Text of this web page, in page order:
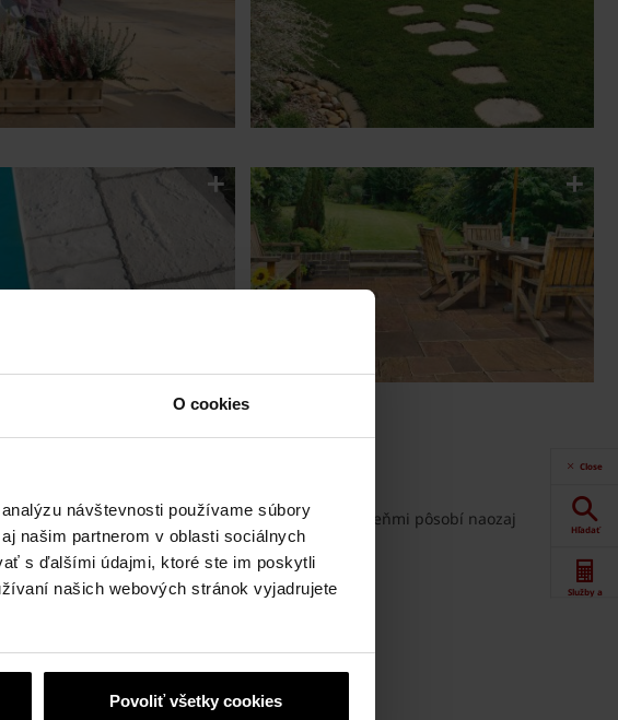
O cookies
návštevnosti používame súbory
našim partnerom v oblasti sociálnych
s ďalšími údajmi, ktoré ste im poskytli
našich webových stránok vyjadrujete
Povoliť všetky cookies
štruktúrovaný povrch s hlbokými farebnými odtieňmi pôsobí naozaj
Close
Hľadať
Služby a